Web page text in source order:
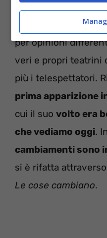
Spesso infatti le
per opinioni
veri e propri teatrini
più i telespettatori.
prima apparizione
cui il suo volto era
che vediamo oggi.
cambiamenti sono
si è rifatta
Le cose cambiano.